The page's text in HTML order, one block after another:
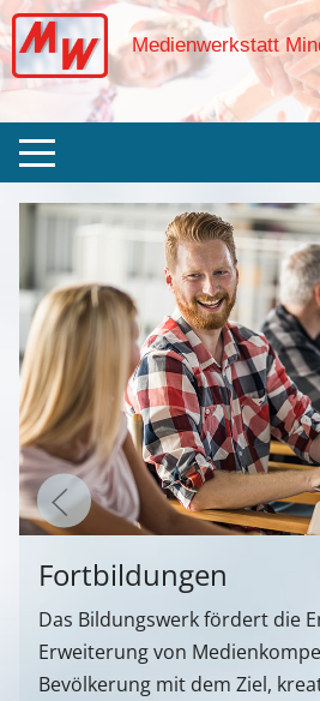
Medienwerkstatt
Fortbildungen
Das Bildungswerk fördert die
Erweiterung von
Bevölkerung mit dem Ziel,